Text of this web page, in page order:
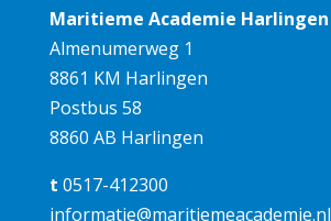
Maritieme Academie Harlingen
Almenumerweg 1
8861 KM Harlingen
Postbus 58
8860 AB Harlingen
t 0517-412300
informatie@maritiemeacademie.nl